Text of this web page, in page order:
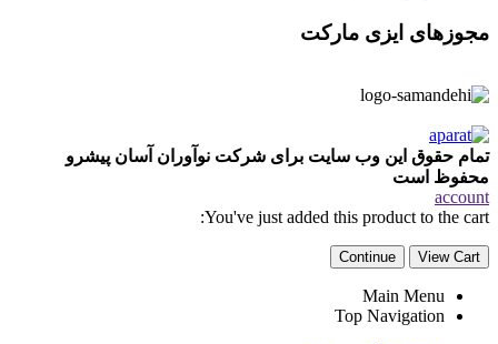
مجوزهای ایزی مارکت
تمام حقوق این وب سایت برای شرکت نوآوران آسان پیشرو
محفوظ است
account
You've just added this product to the cart:
View Cart
Continue
Main Menu
Top Navigation